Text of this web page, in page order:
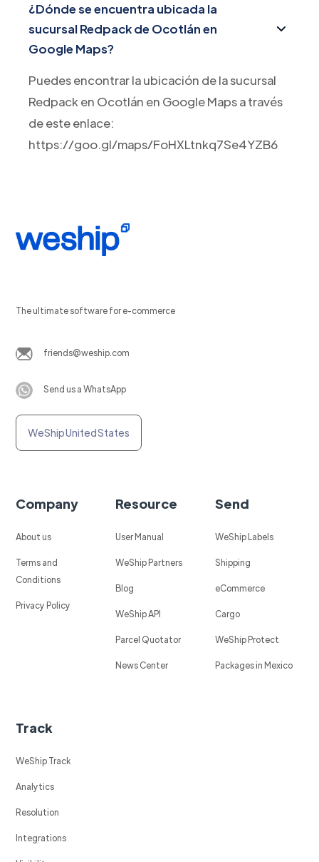
¿Dónde se encuentra ubicada la
sucursal Redpack de Ocotlán en
Google Maps?
Puedes encontrar la ubicación de la sucursal
Redpack en Ocotlán en Google Maps a través
de este enlace:
https://goo.gl/maps/FoHXLtnkq7Se4YZB6
The ultimate software for e-commerce
friends@weship.com
Send us a WhatsApp
WeShip United States
Company
About us
Terms and
Conditions
Privacy Policy
Resource
User Manual
WeShip Partners
Blog
WeShip API
Parcel Quotator
News Center
Send
WeShip Labels
Shipping
eCommerce
Cargo
WeShip Protect
Packages in Mexico
Track
WeShip Track
Analytics
Resolution
Integrations